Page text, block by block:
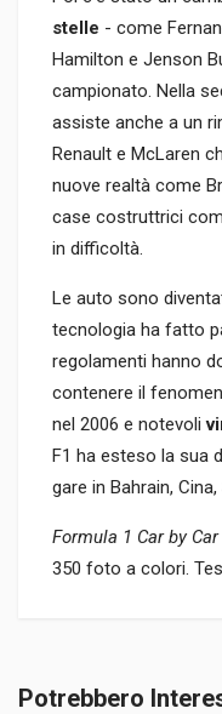
stelle - come
Hamilton e Jenson
campionato. Nella
assiste anche a un
Renault e McLaren
nuove realtà come
case costruttrici
in difficoltà.
Le auto sono
tecnologia ha fatto
regolamenti hanno
contenere il
nel 2006 e notevoli
F1 ha esteso la sua
gare in Bahrain,
Formula 1 Car by
350 foto a colori.
Rilegato
Accedi o registrati
Potrebbero